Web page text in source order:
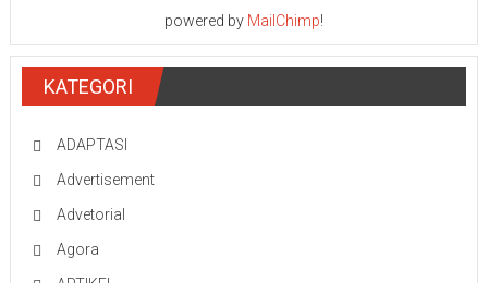
powered by MailChimp!
KATEGORI
ADAPTASI
Advertisement
Advetorial
Agora